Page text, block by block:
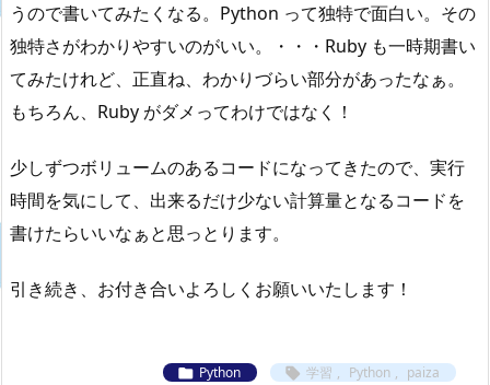
うので書いてみたくなる。Python って独特で面白い。その
独特さがわかりやすいのがいい。・・・Ruby も一時期書い
てみたけれど、正直ね、わかりづらい部分があったなぁ。
もちろん、Ruby がダメってわけではなく！
少しずつボリュームのあるコードになってきたので、実行
時間を気にして、出来るだけ少ない計算量となるコードを
書けたらいいなぁと思っとります。
引き続き、お付き合いよろしくお願いいたします！
 Python  学習 , Python , paiza